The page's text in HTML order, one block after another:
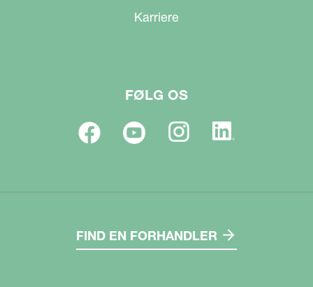
Karriere
FØLG OS
FIND EN FORHANDLER